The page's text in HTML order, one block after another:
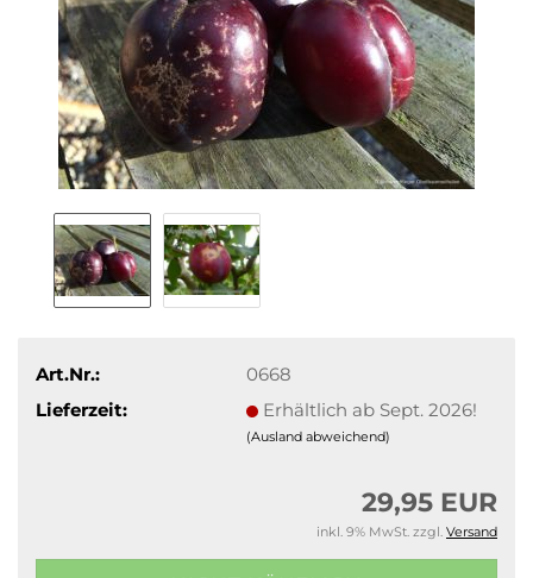
Art.Nr.:
0668
Lieferzeit:
Erhältlich ab Sept. 2026!
(Ausland abweichend)
29,95 EUR
inkl. 9% MwSt. zzgl. Versand